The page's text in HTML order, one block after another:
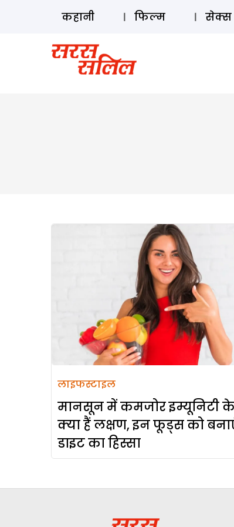
कहानी फिल्म सेक्स
लाइफस्टाइल
मानसून में कमजोर इम्यूनिटी
क्या हैं लक्षण, इन फूड्स को
डाइट का हिस्सा